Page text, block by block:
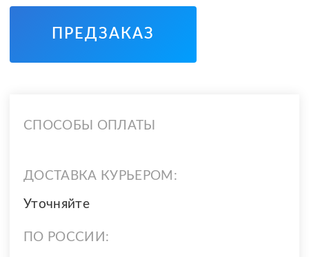
ПРЕДЗАКАЗ
СПОСОБЫ ОПЛАТЫ
ДОСТАВКА КУРЬЕРОМ:
Уточняйте
ПО РОССИИ: